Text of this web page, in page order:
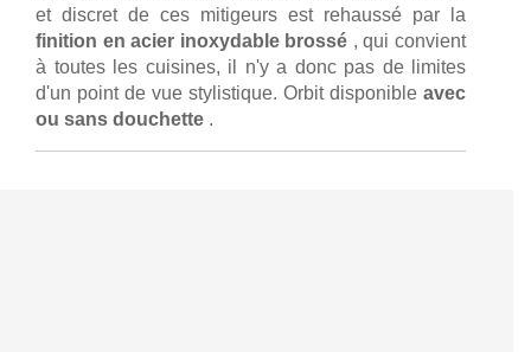
et discret de ces mitigeurs est rehaussé par la
finition en acier inoxydable brossé , qui convient
à toutes les cuisines, il n'y a donc pas de limites
d'un point de vue stylistique. Orbit disponible avec
ou sans douchette .